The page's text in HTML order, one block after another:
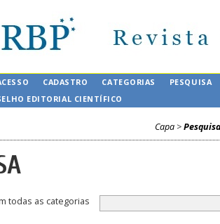
CADASTRO CATEGORIAS
PESQUISA
EDITORIAL CIENTÍFICO
Capa >
todas as categorias